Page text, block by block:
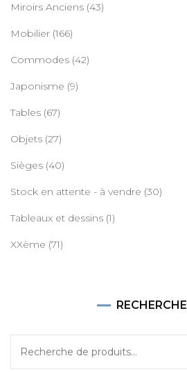
Miroirs Anciens (43)
Mobilier (166)
Commodes (42)
Japonisme (9)
Tables (67)
Objets (27)
Sièges (40)
Stock en attente - à vendre (30)
Tableaux et dessins (1)
XXème (71)
RECHERCHE